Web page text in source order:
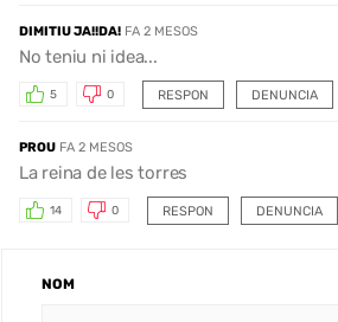
DIMITIU JA!!DA! FA 2 MESOS
No teniu ni idea...
RESPON
5 0 DENUNCIA
PROU FA 2 MESOS
La reina de les torres
RESPON
14 0 DENUNCIA
NOM